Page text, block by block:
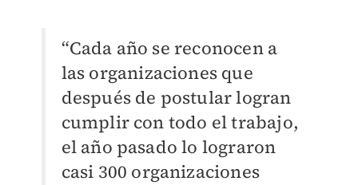
“Cada año se reconocen a
las organizaciones que
después de postular logran
cumplir con todo el trabajo,
el año pasado lo lograron
casi 300 organizaciones